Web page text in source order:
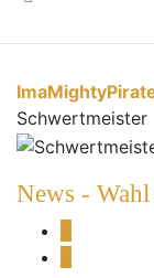
Schwertmeister
News -